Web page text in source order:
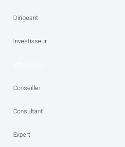
Dirigeant
Investisseur
Conseiller
Consultant
Expert